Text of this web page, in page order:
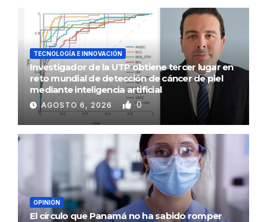
TECNOLOGÍA E INNOVACIÓN
Investigador de la UTP obtiene tercer lugar en
reto mundial de detección de cáncer de piel
mediante inteligencia artificial
AGOSTO 6, 2026 0
OPINIÓN
El círculo que Panamá no ha sabido romper